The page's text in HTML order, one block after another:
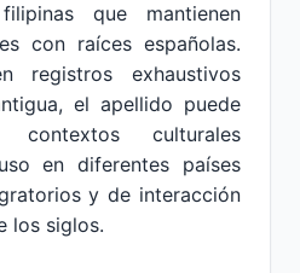
que mantienen
con raíces españolas.
registros exhaustivos
el apellido puede
culturales
en diferentes países
y de interacción
los siglos.